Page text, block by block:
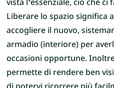
Liberare lo spazio significa
accogliere il nuovo,
armadio (interiore) per
occasioni opportune.
permette di rendere ben